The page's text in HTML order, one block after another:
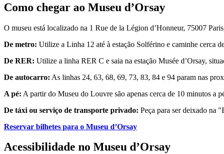
Como chegar ao Museu d’Orsay
O museu está localizado na 1 Rue de la Légion d’Honneur, 75007
De metro: Utilize a Linha 12 até à estação Solférino e caminhe cerca
De RER: Utilize a linha RER C e saia na estação Musée d’Orsay,
De autocarro: As linhas 24, 63, 68, 69, 73, 83, 84 e 94 param nas
A pé: A partir do Museu do Louvre são apenas cerca de 10 minutos a
De táxi ou serviço de transporte privado: Peça para ser deixado na
Reservar bilhetes para o Museu d’Orsay
Acessibilidade no Museu d’Orsay